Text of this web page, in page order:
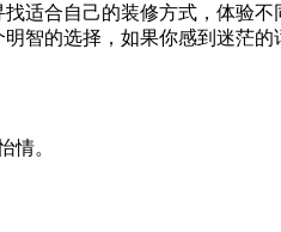
合自己的装修方式，体验不
智的选择，如果你感到迷茫
情。